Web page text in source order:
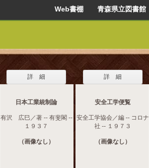
Web書棚 青森県立図書館
詳 細
日本工業統制論
有沢 広巳／著 -- 有斐閣 --
１９３７
（画像なし）
詳 細
安全工学便覧
安全工学協会／編 -- コロナ
社 -- １９７３
（画像なし）